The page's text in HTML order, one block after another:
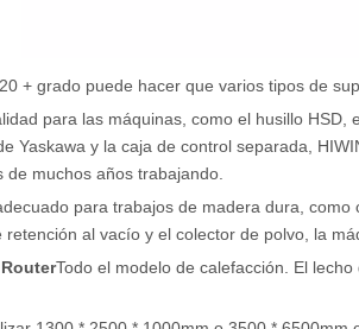
+ grado puede hacer que varios tipos de
para las máquinas, como el husillo HSD,
Yaskawa y la caja de control separada,
muchos años trabajando.
para trabajos de madera dura, como
al vacío y el colector de polvo, la
Todo el modelo de calefacción. El